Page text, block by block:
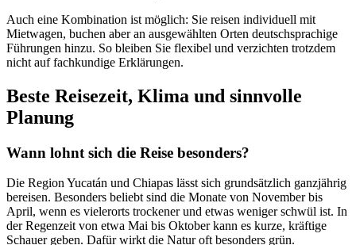
Auch eine Kombination ist möglich: Sie reisen individuell mit
Mietwagen, buchen aber an ausgewählten Orten deutschsprachige
Führungen hinzu. So bleiben Sie flexibel und verzichten trotzdem
nicht auf fachkundige Erklärungen.
Beste Reisezeit, Klima und sinnvolle
Planung
Wann lohnt sich die Reise besonders?
Die Region Yucatán und Chiapas lässt sich grundsätzlich ganzjährig
bereisen. Besonders beliebt sind die Monate von November bis
April, wenn es vielerorts trockener und etwas weniger schwül ist. In
der Regenzeit von etwa Mai bis Oktober kann es kurze, kräftige
Schauer geben. Dafür wirkt die Natur oft besonders grün.